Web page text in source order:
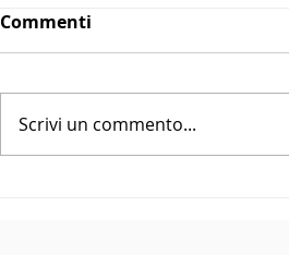
Commenti
Scrivi un commento...